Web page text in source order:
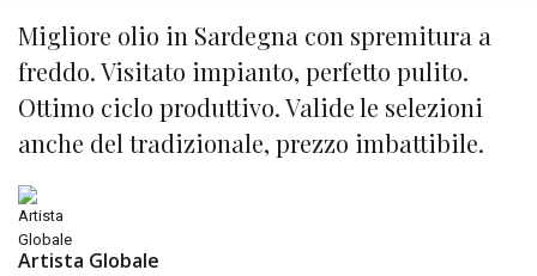
Migliore olio in Sardegna con spremitura a
freddo. Visitato impianto, perfetto pulito.
Ottimo ciclo produttivo. Valide le selezioni
anche del tradizionale, prezzo imbattibile.
Artista Globale